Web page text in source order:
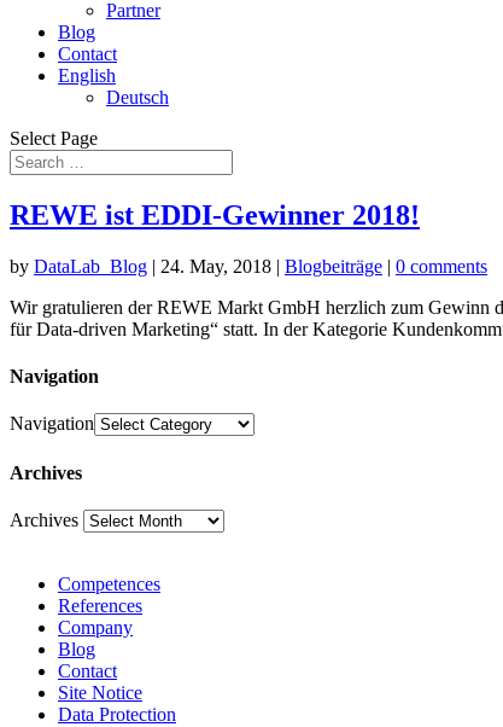
Partner
Blog
Contact
English
Deutsch
Select Page
REWE ist EDDI-Gewinner 2018!
by DataLab_Blog | 24. May, 2018 | Blogbeiträge | 0 comments
Wir gratulieren der REWE Markt GmbH herzlich zum Gewinn
für Data-driven Marketing“ statt. In der Kategorie
Navigation
Navigation
Archives
Archives
Competences
References
Company
Blog
Contact
Site Notice
Data Protection